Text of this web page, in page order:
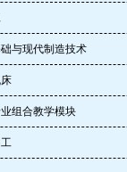
与现代制造技术
组合教学模块